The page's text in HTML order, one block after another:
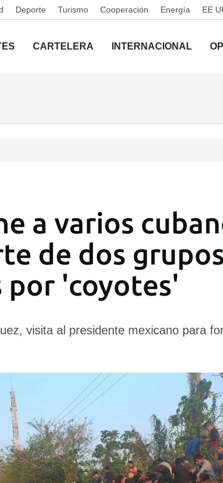
Deporte Turismo Cooperación Energía EE
CARTELERA INTERNACIONAL
a varios
de dos
por 'coyotes'
visita al presidente mexicano para